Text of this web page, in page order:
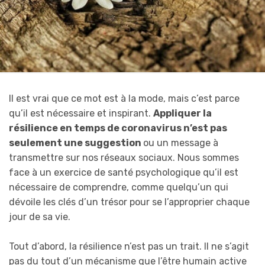
Il est vrai que ce mot est à la mode, mais c’est parce
qu’il est nécessaire et inspirant. Appliquer la
résilience en temps de coronavirus n’est pas
seulement une suggestion ou un message à
transmettre sur nos réseaux sociaux. Nous sommes
face à un exercice de santé psychologique qu’il est
nécessaire de comprendre, comme quelqu’un qui
dévoile les clés d’un trésor pour se l’approprier chaque
jour de sa vie.
Tout d’abord, la résilience n’est pas un trait. Il ne s’agit
pas du tout d’un mécanisme que l’être humain active